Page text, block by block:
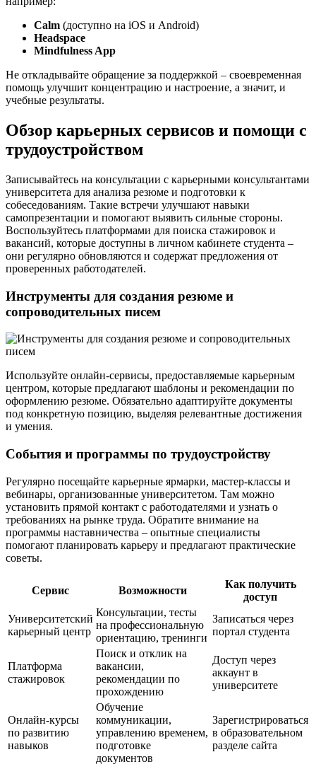
Calm (доступно на iOS и Android)
Headspace
Mindfulness App
Не откладывайте обращение за поддержкой – своевременная
помощь улучшит концентрацию и настроение, а значит, и
учебные результаты.
Обзор карьерных сервисов и помощи с
трудоустройством
Записывайтесь на консультации с карьерными консультантами
университета для анализа резюме и подготовки к
собеседованиям. Такие встречи улучшают навыки
самопрезентации и помогают выявить сильные стороны.
Воспользуйтесь платформами для поиска стажировок и
вакансий, которые доступны в личном кабинете студента –
они регулярно обновляются и содержат предложения от
проверенных работодателей.
Инструменты для создания резюме и
сопроводительных писем
Используйте онлайн-сервисы, предоставляемые карьерным
центром, которые предлагают шаблоны и рекомендации по
оформлению резюме. Обязательно адаптируйте документы
под конкретную позицию, выделяя релевантные достижения
и умения.
События и программы по трудоустройству
Регулярно посещайте карьерные ярмарки, мастер-классы и
вебинары, организованные университетом. Там можно
установить прямой контакт с работодателями и узнать о
требованиях на рынке труда. Обратите внимание на
программы наставничества – опытные специалисты
помогают планировать карьеру и предлагают практические
советы.
Сервис Возможности
Как получить
доступ
Университетский
карьерный центр
Консультации, тесты
на профессиональную
ориентацию, тренинги
Записаться через
портал студента
Платформа
стажировок
Поиск и отклик на
вакансии,
рекомендации по
прохождению
Доступ через
аккаунт в
университете
Онлайн-курсы
по развитию
навыков
Обучение
коммуникации,
управлению временем,
подготовке
документов
Зарегистрироваться
в образовательном
разделе сайта